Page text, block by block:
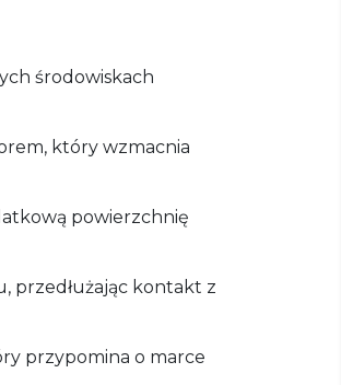
środowiskach
który wzmacnia
powierzchnię
przedłużając kontakt z
przypomina o marce